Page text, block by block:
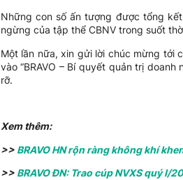
Những con số ấn tượng được tổng
ngừng của tập thể CBNV trong suốt
Một lần nữa, xin gửi lời chúc mừng tới
vào “BRAVO – Bí quyết quản trị
rỡ.
Xem thêm:
>> BRAVO HN rộn ràng không khí
>> BRAVO ĐN: Trao cúp NVXS quý I/